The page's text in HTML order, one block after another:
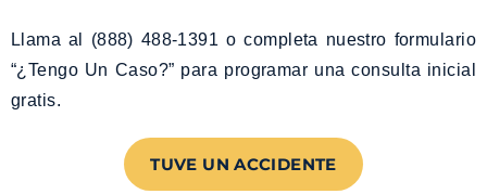
Llama al (888) 488-1391 o completa nuestro formulario
“¿Tengo Un Caso?” para programar una consulta inicial
gratis.
TUVE UN ACCIDENTE